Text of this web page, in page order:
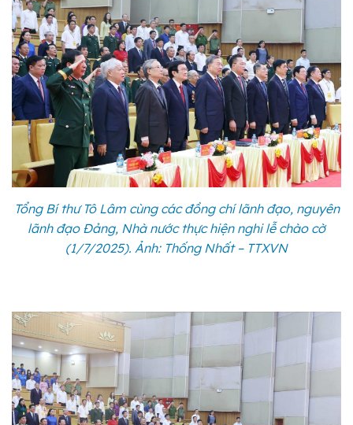
Tổng Bí thư Tô Lâm cùng các đồng chí lãnh đạo, nguyên
lãnh đạo Đảng, Nhà nước thực hiện nghi lễ chào cờ
(1/7/2025). Ảnh: Thống Nhất – TTXVN